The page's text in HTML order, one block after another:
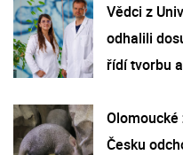
Vědci z
odhalili
řídí tvorbu
Česku